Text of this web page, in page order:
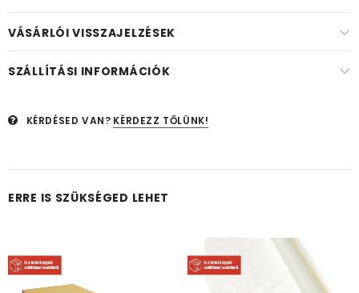
VÁSÁRLÓI VISSZAJELZÉSEK
SZÁLLÍTÁSI INFORMÁCIÓK
KÉRDÉSED VAN? KÉRDEZZ TŐLÜNK!
ERRE IS SZÜKSÉGED LEHET